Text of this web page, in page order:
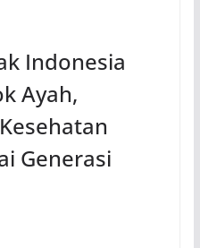
Indonesia
Ayah,
Generasi